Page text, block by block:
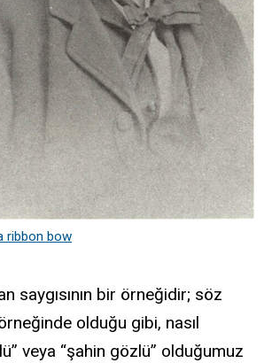
ribbon bow
saygısının bir örneğidir; söz
olduğu gibi, nasıl
veya “şahin gözlü” olduğumuz